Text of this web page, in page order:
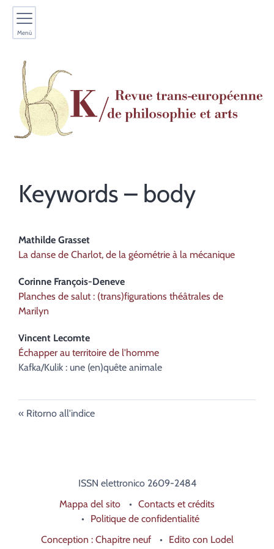
Menù
Keywords – body
Mathilde Grasset
La danse de Charlot, de la géométrie à la mécanique
Corinne François-Deneve
Planches de salut : (trans)figurations théâtrales de
Marilyn
Vincent Lecomte
Échapper au territoire de l'homme
Kafka/Kulik : une (en)quête animale
Ritorno all'indice
ISSN elettronico 2609-2484
Mappa del sito
Contacts et crédits
Politique de confidentialité
Conception : Chapitre neuf
Edito con Lodel